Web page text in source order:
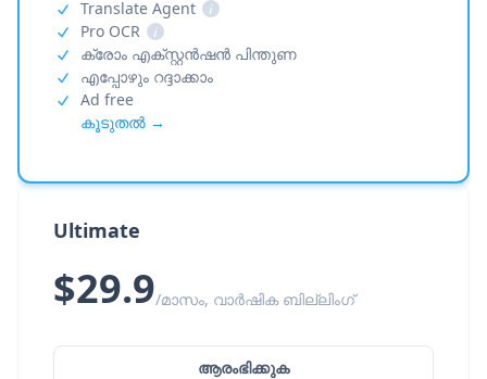
Translate Agent
i
Pro OCR
i
ക്രോം എക്സ്റ്റൻഷൻ പിന്തുണ
എപ്പോഴും റദ്ദാക്കാം
Ad free
കൂടുതൽ →
Ultimate
$29.9/മാസം, വാർഷിക ബില്ലിംഗ്
ആരംഭിക്കുക